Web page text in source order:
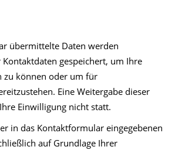
übermittelte Daten werden
gespeichert, um Ihre
zu können oder um für
Eine Weitergabe dieser
Einwilligung nicht statt.
in das Kontaktformular eingegebenen
auf Grundlage Ihrer